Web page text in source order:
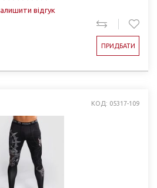
відгук
ПРИДБАТИ
КОД: 05317-109